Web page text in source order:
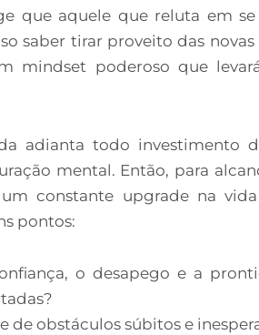
que aquele que reluta em
saber tirar proveito das
mindset poderoso que
adianta todo investimento
mental. Então, para
constante upgrade na vida
pontos:
o desapego e a
de obstáculos súbitos e